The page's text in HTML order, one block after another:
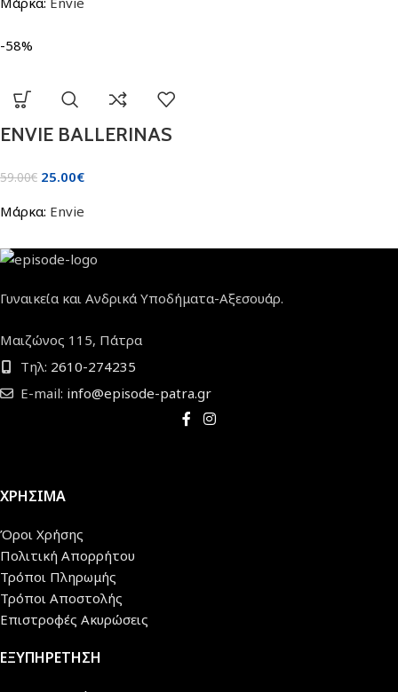
-58%
ENVIE BALLERINAS
59.00€ 25.00€
Μάρκα: Envie
Γυναικεία και Ανδρικά Υποδήματα-Αξεσουάρ.
Μαιζώνος 115, Πάτρα
Τηλ: 2610-274235
E-mail: info@episode-patra.gr
ΧΡΗΣΙΜΑ
Όροι Χρήσης
Πολιτική Απορρήτου
Τρόποι Πληρωμής
Τρόποι Αποστολής
Επιστροφές Ακυρώσεις
ΕΞΥΠΗΡΕΤΗΣΗ